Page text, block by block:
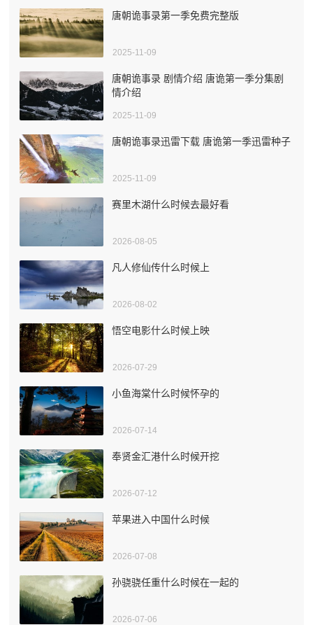
唐朝诡事录第一季免费完整版
2025-11-09
唐朝诡事录 剧情介绍 唐诡第一季分集剧
情介绍
2025-11-09
唐朝诡事录迅雷下载 唐诡第一季迅雷种子
2025-11-09
赛里木湖什么时候去最好看
2026-08-05
凡人修仙传什么时候上
2026-08-02
悟空电影什么时候上映
2026-07-29
小鱼海棠什么时候怀孕的
2026-07-14
奉贤金汇港什么时候开挖
2026-07-12
苹果进入中国什么时候
2026-07-08
孙骁骁任重什么时候在一起的
2026-07-06